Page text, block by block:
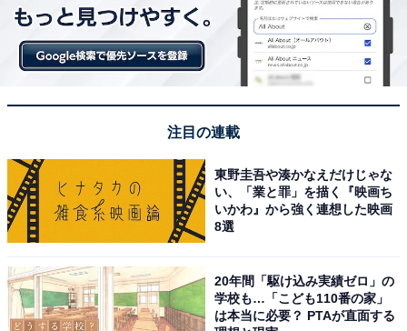
パーソナライズ機能を試したところ、今まで聴こえ
なかった細かい楽器の音がハッキリ聴こえるように
なり、鳥肌が立つほど感動しました。
低音の深みと高音の伸びが素晴らしく、まるで目の
ーディオブランドならではの音作りに大満足してい
ます。
ノイズキャンセリングが自然でありながら強力で、
移動中の電車内でも音楽に集中できます。マルチポ
注目の連載
東野圭吾や湊かなえだけじゃな
い、「業と罪」を描く『映画ち
いかわ』から強く連想した映画
8選
20年間「駆け込み実績ゼロ」の
学校も…「こども110番の家」
は本当に必要？ PTAが直面する